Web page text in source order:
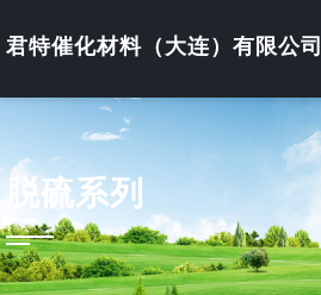
to君特催化材料（大连）有限公司
脱硫系列